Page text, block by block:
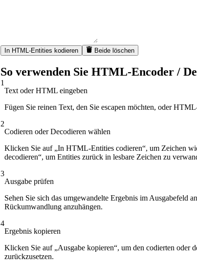
In HTML-Entities kodieren Beide löschen
So verwenden Sie HTML-Encoder /
1
Text oder HTML eingeben
Fügen Sie reinen Text, den Sie escapen möchten, oder
2
Codieren oder Decodieren wählen
Klicken Sie auf „In HTML-Entities codieren“, um Zeichen
decodieren“, um Entities zurück in lesbare Zeichen zu
3
Ausgabe prüfen
Sehen Sie sich das umgewandelte Ergebnis im Ausgabefeld
Rückumwandlung anzuhängen.
4
Ergebnis kopieren
Klicken Sie auf „Ausgabe kopieren“, um den codierten oder
zurückzusetzen.